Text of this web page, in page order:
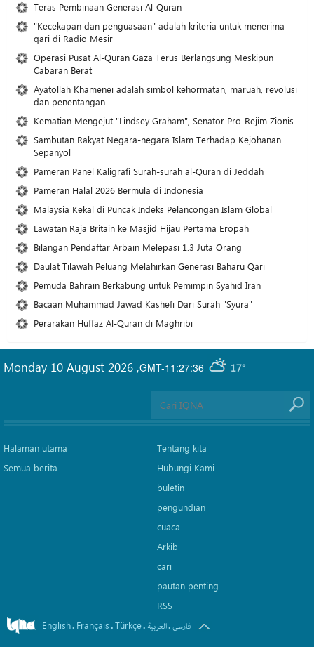
Teras Pembinaan Generasi Al-Quran
"Kecekapan dan penguasaan" adalah kriteria untuk menerima
qari di Radio Mesir
Operasi Pusat Al-Quran Gaza Terus Berlangsung Meskipun
Cabaran Berat
Ayatollah Khamenei adalah simbol kehormatan, maruah, revolusi
dan penentangan
Kematian Mengejut "Lindsey Graham", Senator Pro-Rejim Zionis
Sambutan Rakyat Negara-negara Islam Terhadap Kejohanan
Sepanyol
Pameran Panel Kaligrafi Surah-surah al-Quran di Jeddah
Pameran Halal 2026 Bermula di Indonesia
Malaysia Kekal di Puncak Indeks Pelancongan Islam Global
Lawatan Raja Britain ke Masjid Hijau Pertama Eropah
Bilangan Pendaftar Arbain Melepasi 1.3 Juta Orang
Daulat Tilawah Peluang Melahirkan Generasi Baharu Qari
Pemuda Bahrain Berkabung untuk Pemimpin Syahid Iran
Bacaan Muhammad Jawad Kashefi Dari Surah "Syura"
Perarakan Huffaz Al-Quran di Maghribi
GMT-11:27:36 17°
Monday 10 August 2026 ,
Halaman utama
Semua berita
Tentang kita
Hubungi Kami
buletin
pengundian
cuaca
Arkib
cari
pautan penting
RSS
English. Français.Türkçe. العربیة.فارسی